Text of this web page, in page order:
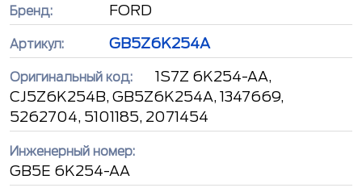
Бренд: FORD
Артикул: GB5Z6K254A
Оригинальный код:
1S7Z 6K254-AA,
CJ5Z6K254B, GB5Z6K254A, 1347669,
5262704, 5101185, 2071454
Инженерный номер:
GB5E 6K254-AA